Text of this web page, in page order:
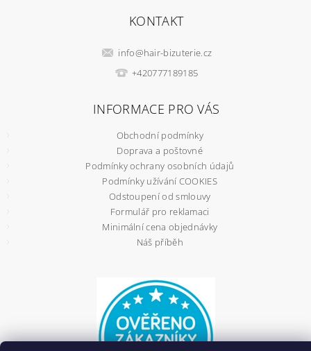
KONTAKT
info@hair-bizuterie.cz
+420777189185
INFORMACE PRO VÁS
Obchodní podmínky
Doprava a poštovné
Podmínky ochrany osobních údajů
Podmínky užívání COOKIES
Odstoupení od smlouvy
Formulář pro reklamaci
Minimální cena objednávky
Náš příběh